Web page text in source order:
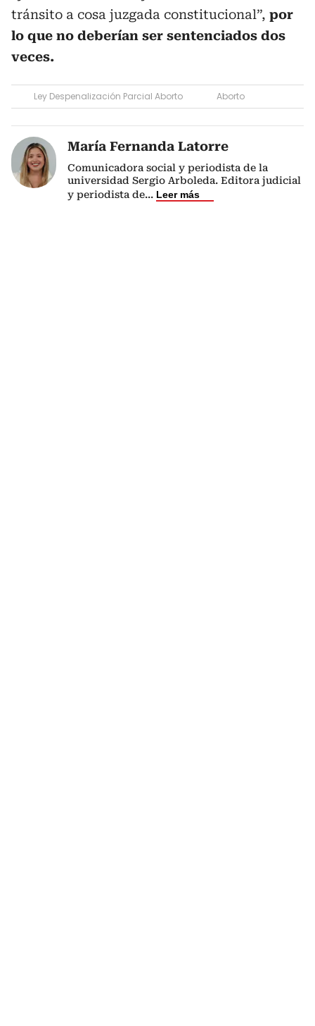
tránsito a cosa juzgada constitucional”, por
lo que no deberían ser sentenciados dos
veces.
Ley Despenalización Parcial Aborto Aborto
María Fernanda Latorre
Comunicadora social y periodista de la
universidad Sergio Arboleda. Editora judicial
y periodista de... Leer más